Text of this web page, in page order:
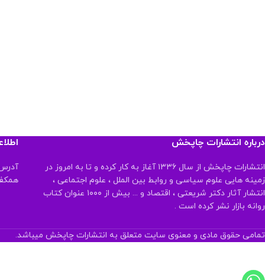
درباره انتشارات چاپخش
انتشارات چاپخش از سال ۱۳۳۶ آغاز به کار کرده و تا به امروز در
زمینه هایی علوم سیاسی و روابط بین الملل ، علوم اجتماعی ،
انتشار آثار دکتر شریعتی ، اقتصاد و ... بیش از ۱۰۰۰ عنوان کتاب
روانه بازار نشر کرده است .
همکف
تمامی حقوق مادی و معنوی سایت متعلق به انتشارات چاپخش میباشد.